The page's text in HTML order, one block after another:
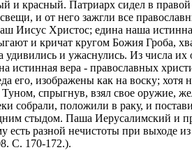
и красный. Патриарх сидел в
и от него зажгли все
Иисус Христос; едина наша
и кричат кругом Божия Гроба,
и ужаснулись. Из числа
истинная вера - православных
его, изображены как на воску;
спрыгнув, взял свое оружие,
собрали, положили в раку, и
стыдом. Паша Иерусалимский и
есть разной нечистоты при
С. 170-172.).